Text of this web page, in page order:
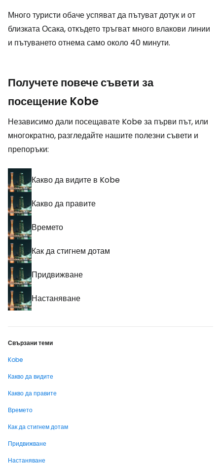
Много туристи обаче успяват да пътуват дотук и от
близката Осака, откъдето тръгват много влакови линии
и пътуването отнема само около 40 минути.
Получете повече съвети за
посещение Kobe
Независимо дали посещавате Kobe за първи път, или
многократно, разгледайте нашите полезни съвети и
препоръки:
Какво да видите в Kobe
Какво да правите
Времето
Как да стигнем дотам
Придвижване
Настаняване
Свързани теми
Kobe
Какво да видите
Какво да правите
Времето
Как да стигнем дотам
Придвижване
Настаняване